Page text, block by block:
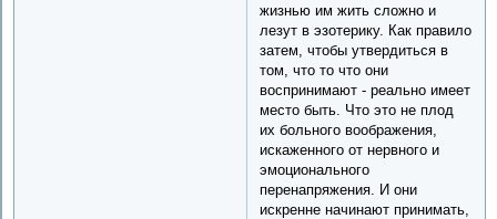
жизнью им жить сложно и
лезут в эзотерику. Как правило
затем, чтобы утвердиться в
том, что то что они
воспринимают - реально имеет
место быть. Что это не плод
их больного воображения,
искаженного от нервного и
эмоционального
перенапряжения. И они
искренне начинают принимать,